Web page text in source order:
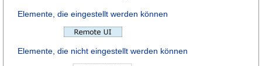
Elemente, die eingestellt werden können
Elemente, die nicht eingestellt werden können